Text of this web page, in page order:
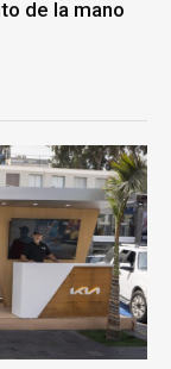
de la mano